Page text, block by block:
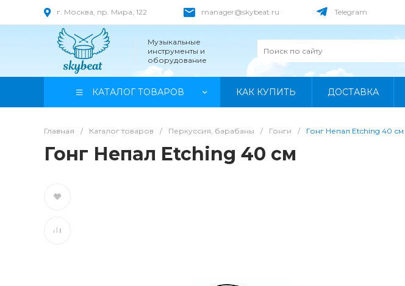
г. Москва, пр. Мира, 122 manager@skybeat.ru Telegram
Музыкальные
инструменты и
оборудование
КАТАЛОГ ТОВАРОВ КАК КУПИТЬ ДОСТАВКА
Главная / Каталог товаров / Перкуссия, барабаны / Гонги / Гонг Непал Etching 40 см
Гонг Непал Etching 40 см